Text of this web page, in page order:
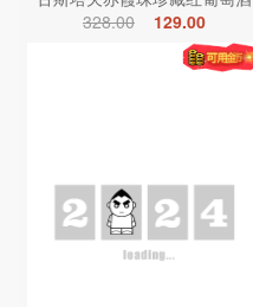
328.00
129.00